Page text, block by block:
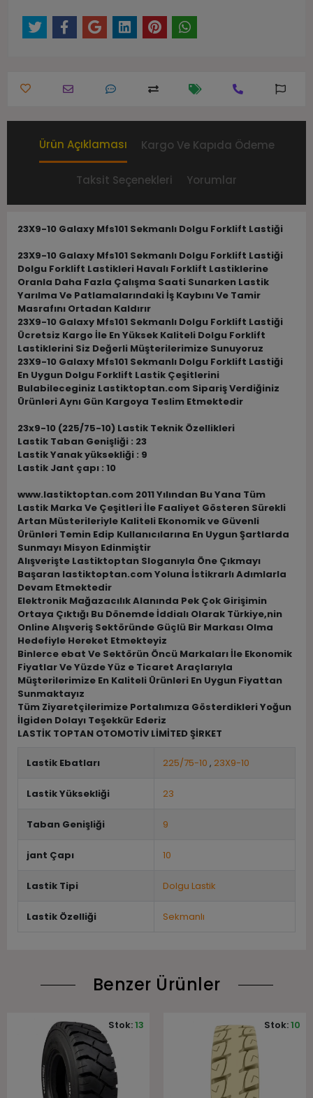
Ürün Açıklaması Kargo Ve Kapıda Ödeme
Taksit Seçenekleri Yorumlar
23X9-10 Galaxy Mfs101 Sekmanlı Dolgu Forklift Lastiği
23X9-10 Galaxy Mfs101 Sekmanlı Dolgu Forklift Lastiği
Dolgu Forklift Lastikleri Havalı Forklift Lastiklerine
Oranla Daha Fazla Çalışma Saati Sunarken Lastik
Yarılma Ve Patlamalarındaki İş Kaybını Ve Tamir
Masrafını Ortadan Kaldırır
23X9-10 Galaxy Mfs101 Sekmanlı Dolgu Forklift Lastiği
Ücretsiz Kargo İle En Yüksek Kaliteli Dolgu Forklift
Lastiklerini Siz Değerli Müşterilerimize Sunuyoruz
23X9-10 Galaxy Mfs101 Sekmanlı Dolgu Forklift Lastiği
En Uygun Dolgu Forklift Lastik Çeşitlerini
Bulabileceginiz Lastiktoptan.com Sipariş Verdiğiniz
Ürünleri Aynı Gün Kargoya Teslim Etmektedir
23x9-10 (225/75-10) Lastik Teknik Özellikleri
Lastik Taban Genişliği : 23
Lastik Yanak yüksekliği : 9
Lastik Jant çapı : 10
www.lastiktoptan.com 2011 Yılından Bu Yana Tüm
Lastik Marka Ve Çeşitleri İle Faaliyet Gösteren Sürekli
Artan Müsterileriyle Kaliteli Ekonomik ve Güvenli
Ürünleri Temin Edip Kullanıcılarına En Uygun Şartlarda
Sunmayı Misyon Edinmiştir
Alışverişte Lastiktoptan Sloganıyla Öne Çıkmayı
Başaran lastiktoptan.com Yoluna İstikrarlı Adımlarla
Devam Etmektedir
Elektronik Mağazacılık Alanında Pek Çok Girişimin
Ortaya Çıktığı Bu Dönemde İddialı Olarak Türkiye,nin
Online Alışveriş Sektöründe Güçlü Bir Markası Olma
Hedefiyle Hereket Etmekteyiz
Binlerce ebat Ve Sektörün Öncü Markaları İle Ekonomik
Fiyatlar Ve Yüzde Yüz e Ticaret Araçlarıyla
Müşterilerimize En Kaliteli Ürünleri En Uygun Fiyattan
Sunmaktayız
Tüm Ziyaretçilerimize Portalımıza Gösterdikleri Yoğun
İlgiden Dolayı Teşekkür Ederiz
LASTİK TOPTAN OTOMOTİV LİMİTED ŞİRKET
Lastik Ebatları 225/75-10 , 23X9-10
Lastik Yüksekliği 23
Taban Genişliği 9
jant Çapı 10
Lastik Tipi Dolgu Lastik
Lastik Özelliği Sekmanlı
Benzer Ürünler
Stok:13 Stok:10